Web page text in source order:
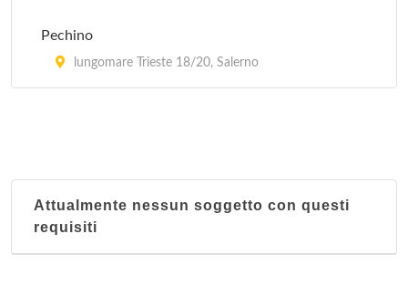
Pechino
lungomare Trieste 18/20, Salerno
Attualmente nessun soggetto con questi
requisiti